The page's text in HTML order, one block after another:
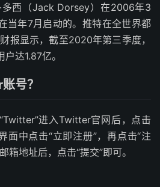
多西（Jack Dorsey）在2006年3
当年7月启动的。推特在全世界都
报显示，截至2020年第三季度，
达1.87亿。
号？
进入Twitter官网后，点击
面中点击“立即注册”，再点击“注
箱地址后，点击“提交”即可。